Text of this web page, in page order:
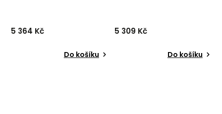
5 364 Kč
Do košíku
5 309 Kč
Do košíku